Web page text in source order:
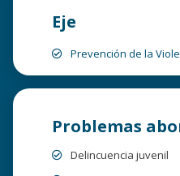
Eje
Prevención de la
Problemas
Delincuencia juvenil